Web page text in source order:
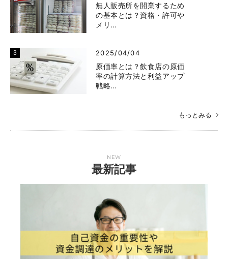
無人販売所を開業するため
の基本とは？資格・許可や
メリ…
2025/04/04
原価率とは？飲食店の原価
率の計算方法と利益アップ
戦略…
もっとみる
NEW
最新記事